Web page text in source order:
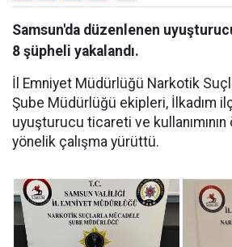
Samsun'da düzenlenen
8 şüpheli yakalandı.
İl Emniyet Müdürlüğü Narkotik
Şube Müdürlüğü ekipleri, İlkadım
uyuşturucu ticareti ve
yönelik çalışma yürüttü.